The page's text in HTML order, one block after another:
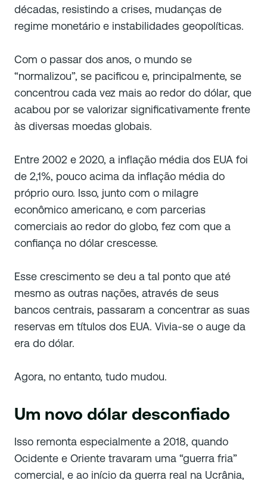
décadas, resistindo a crises, mudanças de
regime monetário e instabilidades geopolíticas.
Com o passar dos anos, o mundo se
“normalizou”, se pacificou e, principalmente, se
concentrou cada vez mais ao redor do dólar, que
acabou por se valorizar significativamente frente
às diversas moedas globais.
Entre 2002 e 2020, a inflação média dos EUA foi
de 2,1%, pouco acima da inflação média do
próprio ouro. Isso, junto com o milagre
econômico americano, e com parcerias
comerciais ao redor do globo, fez com que a
confiança no dólar crescesse.
Esse crescimento se deu a tal ponto que até
mesmo as outras nações, através de seus
bancos centrais, passaram a concentrar as suas
reservas em títulos dos EUA. Vivia-se o auge da
era do dólar.
Agora, no entanto, tudo mudou.
Um novo dólar desconfiado
Isso remonta especialmente a 2018, quando
Ocidente e Oriente travaram uma “guerra fria”
comercial, e ao início da guerra real na Ucrânia,